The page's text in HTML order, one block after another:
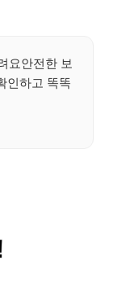
요안전한 보
인하고 똑똑